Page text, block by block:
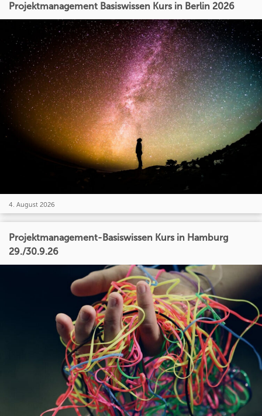
Projektmanagement Basiswissen Kurs in Berlin 2026
4. August 2026
Projektmanagement-Basiswissen Kurs in Hamburg
29./30.9.26